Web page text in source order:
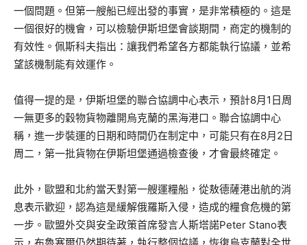
一個問題。但第一艘船已經出發的事實，是非常積極的。這是
一個很好的機會，可以檢驗伊斯坦堡會談期間，商定的機制的
有效性。佩斯科夫指出：讓我們希望各方都能執行協議，並希
望該機制能有效運作。
值得一提的是，伊斯坦堡的聯合協調中心表示，預計8月1日周
一無更多的穀物貨物離開烏克蘭的黑海港口。聯合協調中心
稱，進一步裝運的日期和時間仍在制定中，可能只有在8月2日
周二，第一批貨物在伊斯坦堡通過檢查後，才會最終確定。
此外，歐盟和北約當天對第一艘運糧船，從敖德薩港出航的消
息表示歡迎，認為這是緩解俄羅斯入侵，造成的糧食危機的第
一步。歐盟外交與安全政策首席發言人斯塔諾Peter Stano表